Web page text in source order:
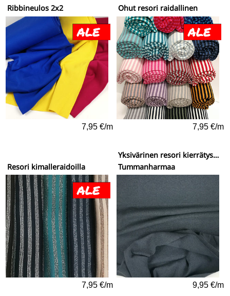
Ribbineulos 2x2
7,95 €/m
Ohut resori raidallinen
7,95 €/m
Resori kimalleraidoilla
7,95 €/m
Yksivärinen resori kierrätysmateriaaleista
Tummanharmaa
9,95 €/m